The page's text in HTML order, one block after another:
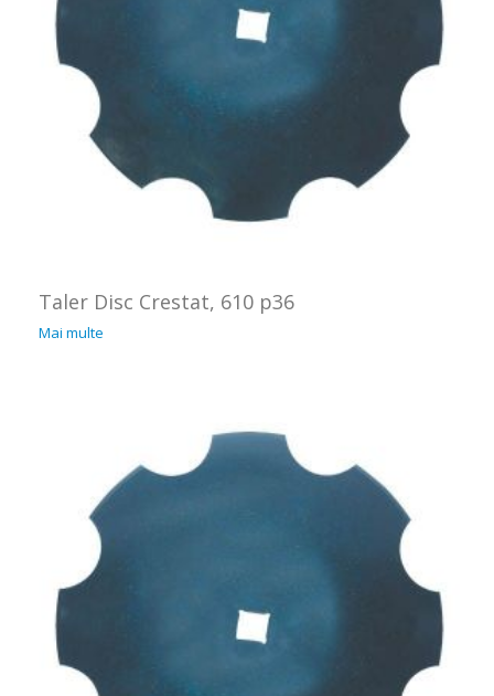
Taler Disc Crestat, 610 p36
Mai multe